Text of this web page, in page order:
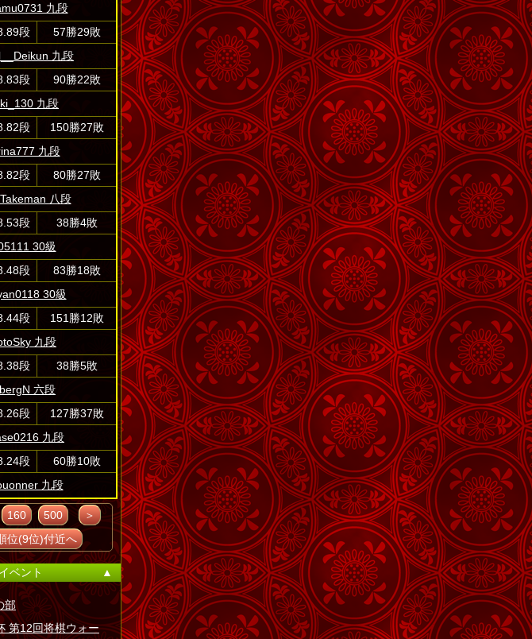
九段
段
57勝29敗
九段
段
90勝22敗
九段
段
150勝27敗
九段
段
80勝27敗
八段
段
38勝4敗
30級
段
83勝18敗
30級
段
151勝12敗
九段
段
38勝5敗
六段
段
127勝37敗
九段
段
60勝10敗
九段
160 500
＞
位(9位)付近へ
ベント ▲
部
第12回将棋ウォー